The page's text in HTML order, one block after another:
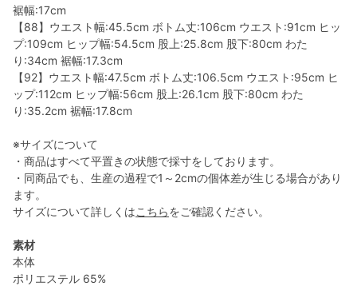
裾幅:17cm
【88】ウエスト幅:45.5cm ボトム丈:106cm ウエスト:91cm ヒッ
プ:109cm ヒップ幅:54.5cm 股上:25.8cm 股下:80cm わた
り:34cm 裾幅:17.3cm
【92】ウエスト幅:47.5cm ボトム丈:106.5cm ウエスト:95cm ヒ
ップ:112cm ヒップ幅:56cm 股上:26.1cm 股下:80cm わた
り:35.2cm 裾幅:17.8cm
※サイズについて
・商品はすべて平置きの状態で採寸をしております。
・同商品でも、生産の過程で1～2cmの個体差が生じる場合があり
ます。
サイズについて詳しくはこちらをご確認ください。
素材
本体
ポリエステル 65%